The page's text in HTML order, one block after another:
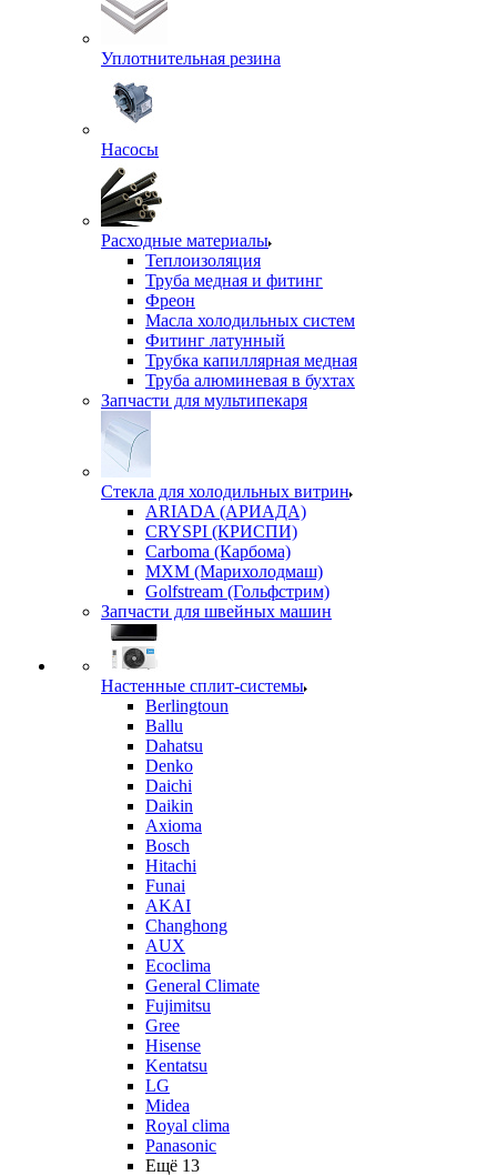
Уплотнительная резина
Насосы
Расходные материалы
Теплоизоляция
Труба медная и фитинг
Фреон
Масла холодильных систем
Фитинг латунный
Трубка капиллярная медная
Труба алюминевая в бухтах
Запчасти для мультипекаря
Стекла для холодильных витрин
ARIADA (АРИАДА)
CRYSPI (КРИСПИ)
Carboma (Карбома)
MXM (Марихолодмаш)
Golfstream (Гольфстрим)
Запчасти для швейных машин
Настенные сплит-системы
Berlingtoun
Ballu
Dahatsu
Denko
Daichi
Daikin
Axioma
Bosch
Hitachi
Funai
AKAI
Changhong
AUX
Ecoclima
General Climate
Fujimitsu
Gree
Hisense
Kentatsu
LG
Midea
Royal clima
Panasonic
Ещё 13